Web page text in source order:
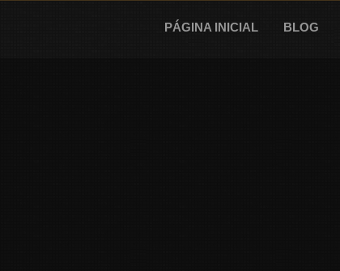
PÁGINA INICIAL BLOG